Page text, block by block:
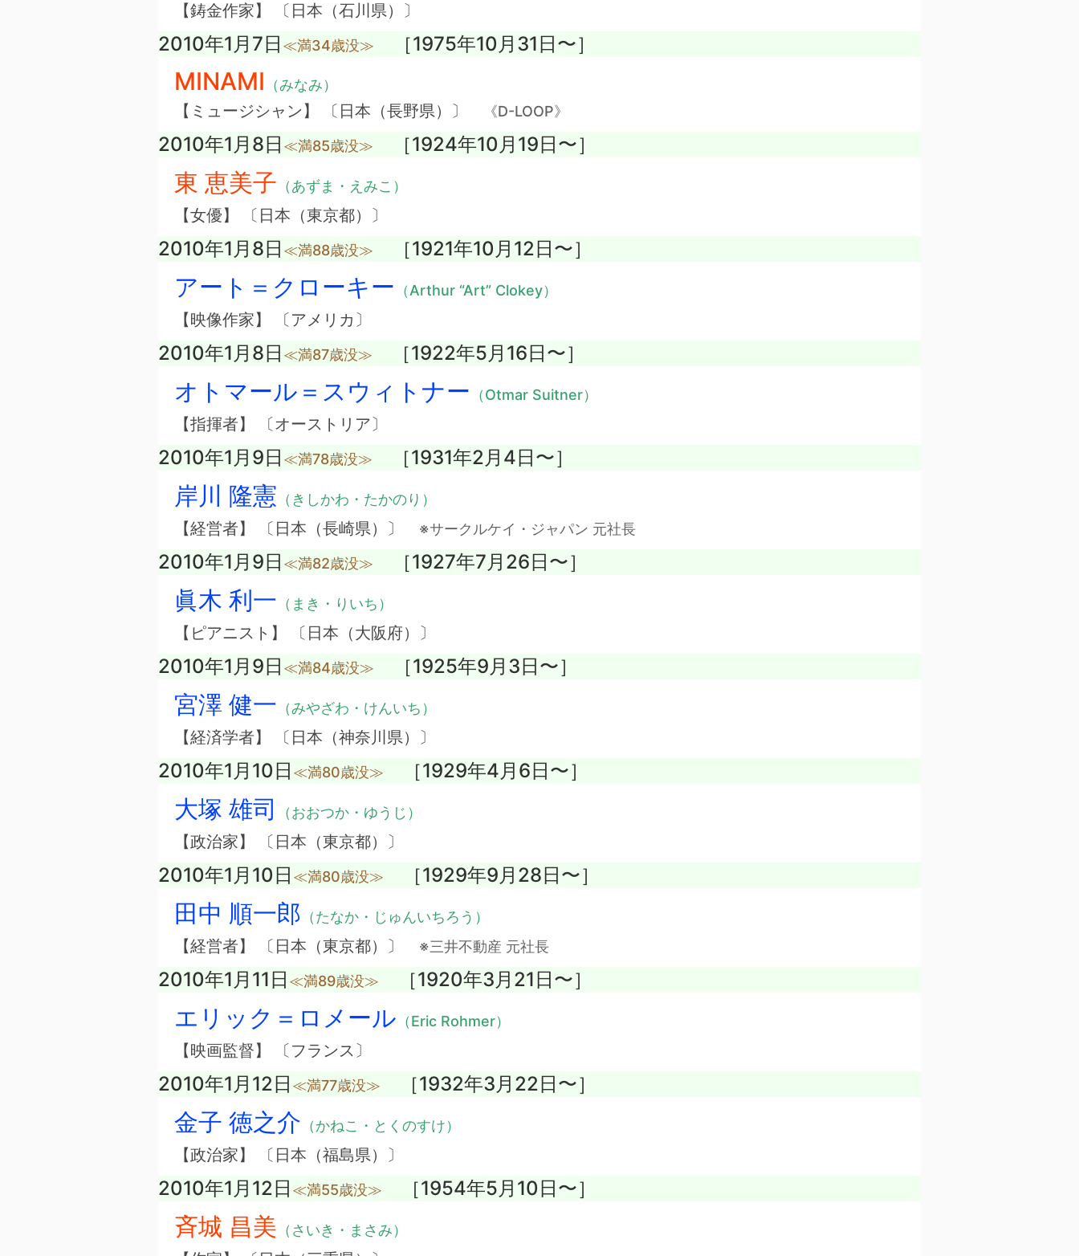
【鋳金作家】 〔日本（石川県）〕
2010年1月7日 ≪満34歳没≫ ［1975年10月31日〜］
MINAMI （みなみ）
【ミュージシャン】 〔日本（長野県）〕 《D-LOOP》
2010年1月8日 ≪満85歳没≫ ［1924年10月19日〜］
東 恵美子 （あずま・えみこ）
【女優】 〔日本（東京都）〕
2010年1月8日 ≪満88歳没≫ ［1921年10月12日〜］
アート＝クローキー （Arthur “Art” Clokey）
【映像作家】 〔アメリカ〕
2010年1月8日 ≪満87歳没≫ ［1922年5月16日〜］
オトマール＝スウィトナー （Otmar Suitner）
【指揮者】 〔オーストリア〕
2010年1月9日 ≪満78歳没≫ ［1931年2月4日〜］
岸川 隆憲 （きしかわ・たかのり）
【経営者】 〔日本（長崎県）〕 ※サークルケイ・ジャパン 元社長
2010年1月9日 ≪満82歳没≫ ［1927年7月26日〜］
眞木 利一 （まき・りいち）
【ピアニスト】 〔日本（大阪府）〕
2010年1月9日 ≪満84歳没≫ ［1925年9月3日〜］
宮澤 健一 （みやざわ・けんいち）
【経済学者】 〔日本（神奈川県）〕
2010年1月10日 ≪満80歳没≫ ［1929年4月6日〜］
大塚 雄司 （おおつか・ゆうじ）
【政治家】 〔日本（東京都）〕
2010年1月10日 ≪満80歳没≫ ［1929年9月28日〜］
田中 順一郎 （たなか・じゅんいちろう）
【経営者】 〔日本（東京都）〕 ※三井不動産 元社長
2010年1月11日 ≪満89歳没≫ ［1920年3月21日〜］
エリック＝ロメール （Eric Rohmer）
【映画監督】 〔フランス〕
2010年1月12日 ≪満77歳没≫ ［1932年3月22日〜］
金子 徳之介 （かねこ・とくのすけ）
【政治家】 〔日本（福島県）〕
2010年1月12日 ≪満55歳没≫ ［1954年5月10日〜］
斉城 昌美 （さいき・まさみ）